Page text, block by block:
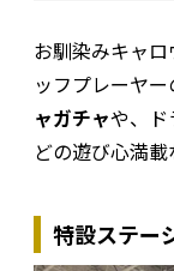
お馴染みキャ
ッフプレーヤ
ャガチャや、ド
どの遊び心満載
特設ステー